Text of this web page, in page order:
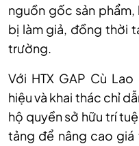
nguồn gốc sản
bị làm giả, đồng thời
trường.
Với HTX GAP Cù
hiệu và khai thác chỉ
hộ quyền sở hữu trí
tảng để nâng cao